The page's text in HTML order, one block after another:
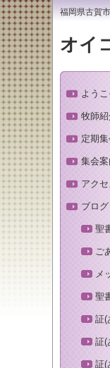
福岡県古賀
オイ
ようこ
牧師
定期
集会案
アクセ
ブログ
聖
ご
メ
聖
証(
証(
証(